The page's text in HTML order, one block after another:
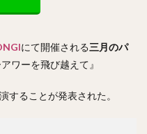
にて開催される三月のパ
ワーを飛び越えて』
することが発表された。